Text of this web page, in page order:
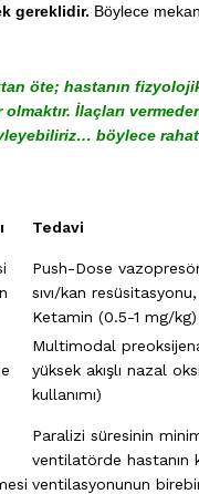
gereklidir. Böylece
öte; hastanın
İlaçları
böylece
Tedavi
Push-Dose
sıvı/kan
Ketamin (0.5-1 mg/
Multimodal
yüksek akışlı nazal
kullanımı)
Paralizi süresinin
ventilatörde hastanın
ventilasyonunun